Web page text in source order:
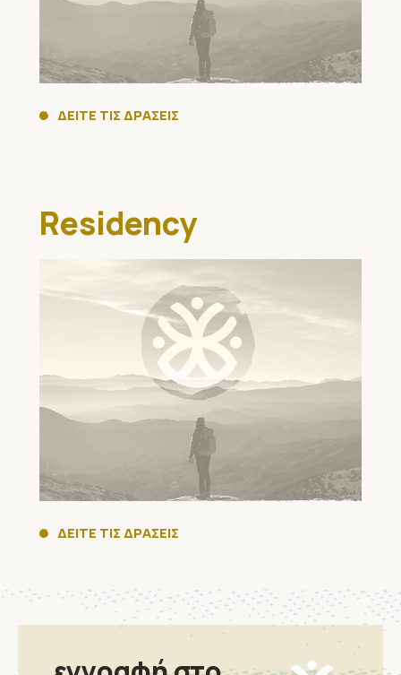
ΔΕΙΤΕ ΤΙΣ ΔΡΑΣΕΙΣ
Residency
ΔΕΙΤΕ ΤΙΣ ΔΡΑΣΕΙΣ